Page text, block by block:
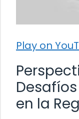
Play on
en la